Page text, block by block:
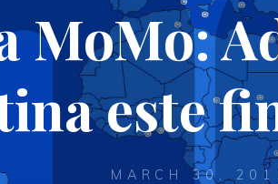
MoMo:
este
MARCH 30,